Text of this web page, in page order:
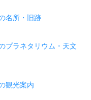
名所・旧跡
プラネタリウム・天文
観光案内